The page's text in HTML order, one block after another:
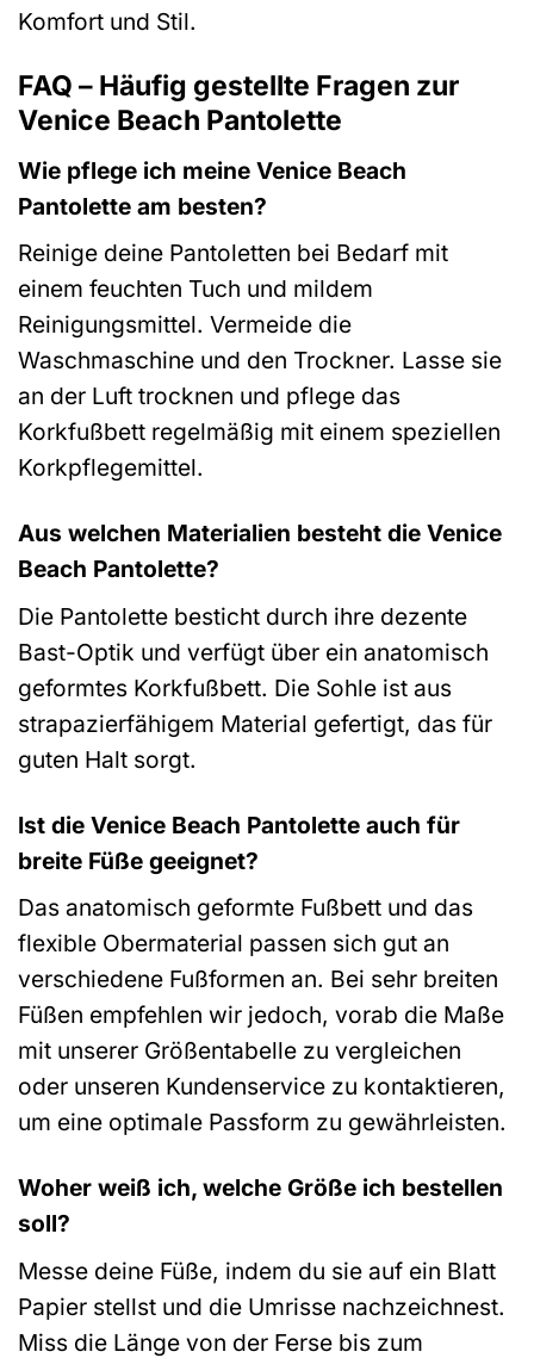
Komfort und Stil.
FAQ – Häufig gestellte Fragen zur
Venice Beach Pantolette
Wie pflege ich meine Venice Beach
Pantolette am besten?
Reinige deine Pantoletten bei Bedarf mit
einem feuchten Tuch und mildem
Reinigungsmittel. Vermeide die
Waschmaschine und den Trockner. Lasse sie
an der Luft trocknen und pflege das
Korkfußbett regelmäßig mit einem speziellen
Korkpflegemittel.
Aus welchen Materialien besteht die Venice
Beach Pantolette?
Die Pantolette besticht durch ihre dezente
Bast-Optik und verfügt über ein anatomisch
geformtes Korkfußbett. Die Sohle ist aus
strapazierfähigem Material gefertigt, das für
guten Halt sorgt.
Ist die Venice Beach Pantolette auch für
breite Füße geeignet?
Das anatomisch geformte Fußbett und das
flexible Obermaterial passen sich gut an
verschiedene Fußformen an. Bei sehr breiten
Füßen empfehlen wir jedoch, vorab die Maße
mit unserer Größentabelle zu vergleichen
oder unseren Kundenservice zu kontaktieren,
um eine optimale Passform zu gewährleisten.
Woher weiß ich, welche Größe ich bestellen
soll?
Messe deine Füße, indem du sie auf ein Blatt
Papier stellst und die Umrisse nachzeichnest.
Miss die Länge von der Ferse bis zum